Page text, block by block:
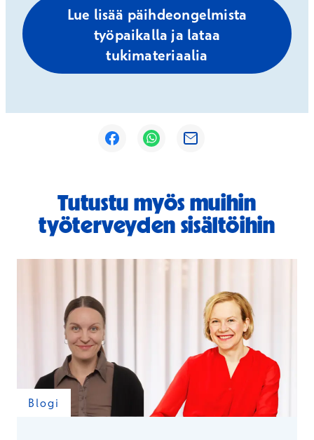
Lue lisää päihdeongelmista
työpaikalla ja lataa
tukimateriaalia
Avautuu uuteen ikkunaan
Avautuu uuteen ikkunaan
Avautuu uuteen ikkunaan
Tutustu myös muihin
työterveyden sisältöihin
Blogi